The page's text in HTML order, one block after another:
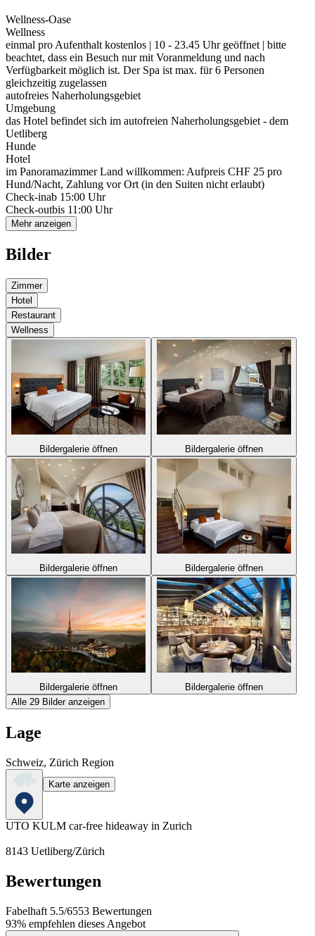
Wellness-Oase
Wellness
einmal pro Aufenthalt kostenlos | 10 - 23.45 Uhr geöffnet | bitte
beachtet, dass ein Besuch nur mit Voranmeldung und nach
Verfügbarkeit möglich ist. Der Spa ist max. für 6 Personen
gleichzeitig zugelassen
autofreies Naherholungsgebiet
Umgebung
das Hotel befindet sich im autofreien Naherholungsgebiet - dem
Uetliberg
Hunde
Hotel
im Panoramazimmer Land willkommen: Aufpreis CHF 25 pro
Hund/Nacht, Zahlung vor Ort (in den Suiten nicht erlaubt)
Check-inab 15:00 Uhr
Check-outbis 11:00 Uhr
Mehr anzeigen
Bilder
Zimmer
Hotel
Restaurant
Wellness
Bildergalerie öffnen Bildergalerie öffnen
Bildergalerie öffnen Bildergalerie öffnen
Bildergalerie öffnen
Bildergalerie öffnen
Alle 29 Bilder anzeigen
Lage
Schweiz, Zürich Region
Karte anzeigen
UTO KULM car-free hideaway in Zurich
8143 Uetliberg/Zürich
Bewertungen
Fabelhaft 5.5/6553 Bewertungen
93% empfehlen dieses Angebot